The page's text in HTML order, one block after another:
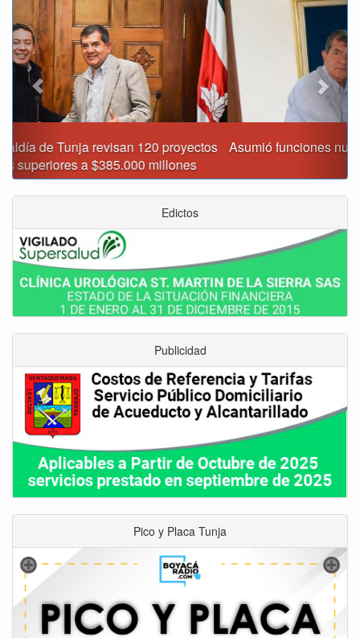
Asumió funciones nuevo secretario de Medio Ambiente de
Tunja
Edictos
Publicidad
Pico y Placa Tunja